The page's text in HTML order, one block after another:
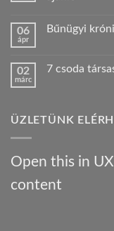
HKK
beszámoló!
Híres
a(z)
orosz
06
ápr
Bűnügyi
Bűnügyi
bejegyzéshez
02
márc
7 csoda
csoda
ÜZLETÜNK
Open this in
content